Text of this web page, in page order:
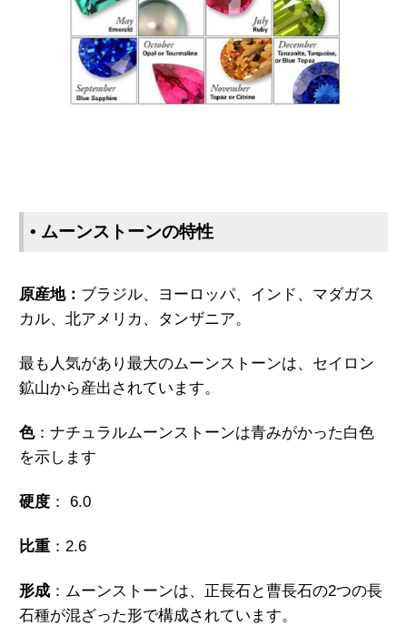
• ムーンストーンの特性
原産地： ブラジル、ヨーロッパ、インド、マダガス
カル、北アメリカ、タンザニア。
最も人気があり最大のムーンストーンは、セイロン
鉱山から産出されています。
色： ナチュラルムーンストーンは青みがかった白色
を示します
硬度 ： 6.0
比重 ：2.6
形成 ：ムーンストーンは、正長石と曹長石の2つの長
石種が混ざった形で構成されています。